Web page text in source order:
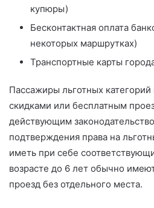
купюры)
Бесконтактная оплата
некоторых маршрутках)
Транспортные карты
Пассажиры льготных категорий
скидками или бесплатным
действующим
подтверждения права на
иметь при себе
возрасте до 6 лет обычно
проезд без отдельного места.